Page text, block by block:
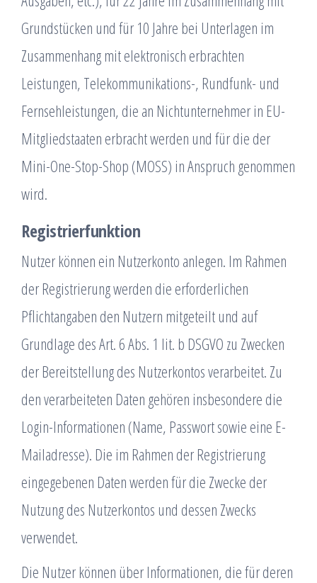
Grundstücken und für 10 Jahre bei Unterlagen im
Zusammenhang mit elektronisch erbrachten
Leistungen, Telekommunikations-, Rundfunk- und
Fernsehleistungen, die an Nichtunternehmer in EU-
Mitgliedstaaten erbracht werden und für die der
Mini-One-Stop-Shop (MOSS) in Anspruch genommen
wird.
Registrierfunktion
Nutzer können ein Nutzerkonto anlegen. Im Rahmen
der Registrierung werden die erforderlichen
Pflichtangaben den Nutzern mitgeteilt und auf
Grundlage des Art. 6 Abs. 1 lit. b DSGVO zu Zwecken
der Bereitstellung des Nutzerkontos verarbeitet. Zu
den verarbeiteten Daten gehören insbesondere die
Login-Informationen (Name, Passwort sowie eine E-
Mailadresse). Die im Rahmen der Registrierung
eingegebenen Daten werden für die Zwecke der
Nutzung des Nutzerkontos und dessen Zwecks
verwendet.
Die Nutzer können über Informationen, die für deren